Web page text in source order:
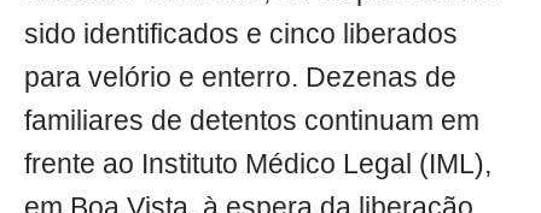
sido identificados e cinco liberados
para velório e enterro. Dezenas de
familiares de detentos continuam em
frente ao Instituto Médico Legal (IML),